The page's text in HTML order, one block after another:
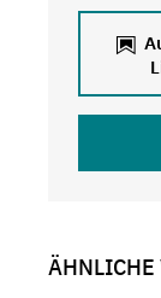
ÄHNLICHE